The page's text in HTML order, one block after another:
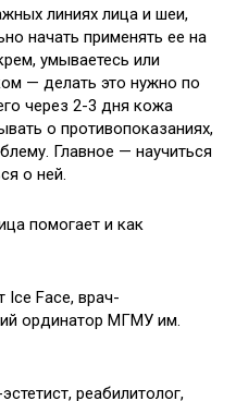
линиях лица и шеи,
начать применять ее на
умываетесь или
— делать это нужно по
через 2-3 дня кожа
о противопоказаниях,
Главное — научиться
о ней.
помогает и как
Ice Face, врач-
ординатор МГМУ им.
реабилитолог,